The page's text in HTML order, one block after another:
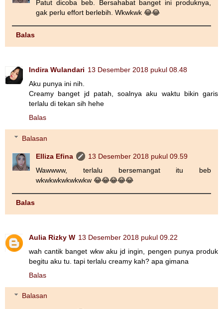
Patut dicoba beb. Bersahabat banget ini produknya,
gak perlu effort berlebih. Wkwkwk 😂😂
Balas
Indira Wulandari 13 Desember 2018 pukul 08.48
Aku punya ini nih.
Creamy banget jd patah, soalnya aku waktu bikin garis
terlalu di tekan sih hehe
Balas
Balasan
Elliza Efina
13 Desember 2018 pukul 09.59
Wawwww, terlalu bersemangat itu beb
wkwkwkwkwkwkw 😂😂😂😂😂
Balas
Aulia Rizky W 13 Desember 2018 pukul 09.22
wah cantik banget wkw aku jd ingin, pengen punya produk
begitu aku tu. tapi terlalu creamy kah? apa gimana
Balas
Balasan